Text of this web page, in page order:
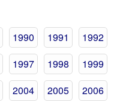
1990 1991
1992
1997 1998
1999
2004 2005
2006